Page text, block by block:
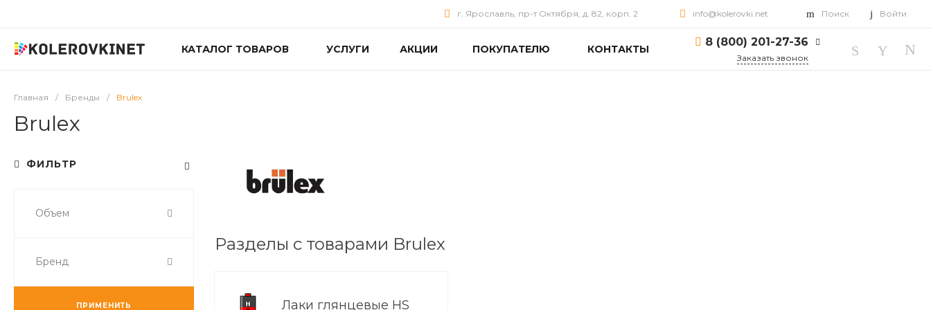
г. Ярославль, пр-т Октября, д. 82, корп. 2 info@kolerovki.net Поиск Войти
КАТАЛОГ ТОВАРОВ УСЛУГИ АКЦИИ ПОКУПАТЕЛЮ КОНТАКТЫ
8 (800) 201-27-36
Заказать звонок
Главная / Бренды / Brulex
Brulex
ФИЛЬТР
Объем
Бренд
ПРИМЕНИТЬ
Разделы с товарами Brulex
Лаки глянцевые HS